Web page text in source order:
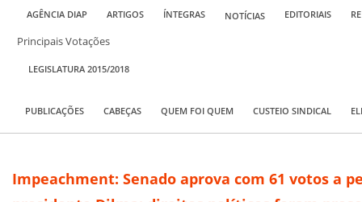
AGÊNCIA DIAP ARTIGOS ÍNTEGRAS NOTÍCIAS EDITORIAIS
Principais Votações
LEGISLATURA 2015/2018
PUBLICAÇÕES CABEÇAS QUEM FOI QUEM CUSTEIO SINDICAL
Impeachment: Senado aprova com 61 votos a